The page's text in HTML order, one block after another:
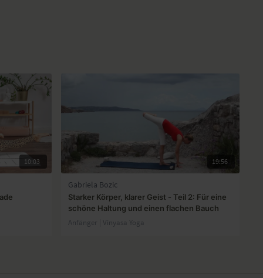
10:03 19:56
Gabriela Bozic
Starker Körper, klarer Geist - Teil 2: Für eine
schöne Haltung und einen flachen Bauch
Anfänger | Vinyasa Yoga